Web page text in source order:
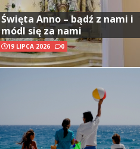
Święta Anno – bądź z nami i
módl się za nami
19 LIPCA 2026 0